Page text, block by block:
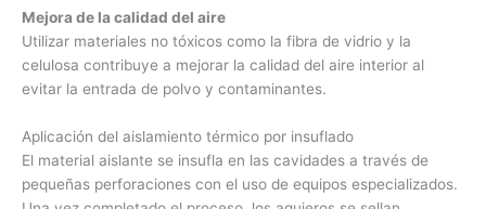
Mejora de la calidad del aire
Utilizar materiales no tóxicos como la fibra de vidrio y la
celulosa contribuye a mejorar la calidad del aire interior al
evitar la entrada de polvo y contaminantes.
Aplicación del aislamiento térmico por insuflado
El material aislante se insufla en las cavidades a través de
pequeñas perforaciones con el uso de equipos especializados.